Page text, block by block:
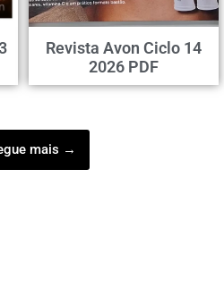
Revista Avon Ciclo 14
2026 PDF
mais →